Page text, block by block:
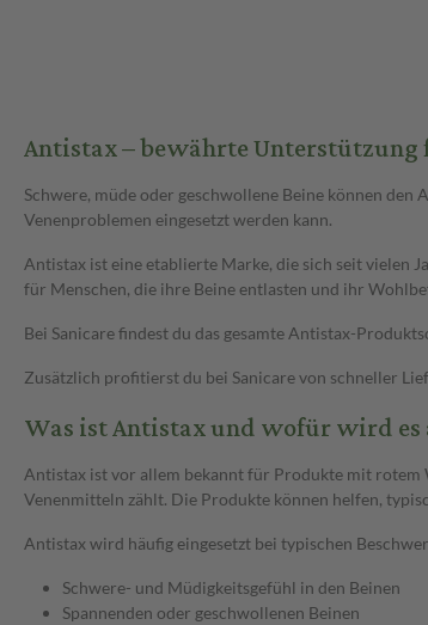
Antistax – bewährte Unterstützung
Schwere, müde oder geschwollene Beine können
Venenproblemen eingesetzt werden kann.
Antistax ist eine etablierte Marke, die sich seit vielen
für Menschen, die ihre Beine entlasten und ihr
Bei Sanicare findest du das gesamte Antistax-
Zusätzlich profitierst du bei Sanicare von schneller
Was ist Antistax und wofür wird es
Antistax ist vor allem bekannt für Produkte mit
Venenmitteln zählt. Die Produkte können helfen,
Antistax wird häufig eingesetzt bei typischen
Schwere- und Müdigkeitsgefühl in den Beinen
Spannenden oder geschwollenen Beinen